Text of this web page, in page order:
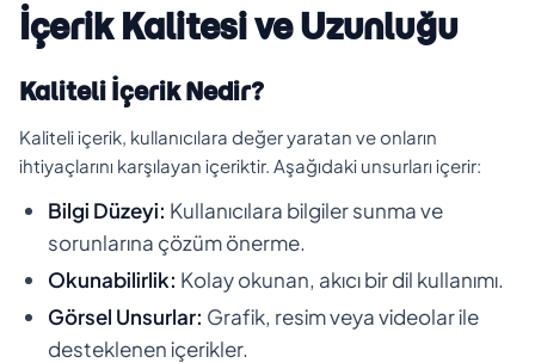
İçerik Kalitesi ve Uzunluğu
Kaliteli İçerik Nedir?
Kaliteli içerik, kullanıcılara değer yaratan ve onların
ihtiyaçlarını karşılayan içeriktir. Aşağıdaki unsurları içerir:
Bilgi Düzeyi: Kullanıcılara bilgiler sunma ve
sorunlarına çözüm önerme.
Okunabilirlik: Kolay okunan, akıcı bir dil kullanımı.
Görsel Unsurlar: Grafik, resim veya videolar ile
desteklenen içerikler.